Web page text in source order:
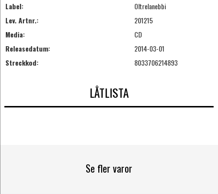
Label:
Oltrelanebbi
Lev. Artnr.:
201215
Media:
CD
Releasedatum:
2014-03-01
Streckkod:
8033706214893
LÅTLISTA
Se fler varor